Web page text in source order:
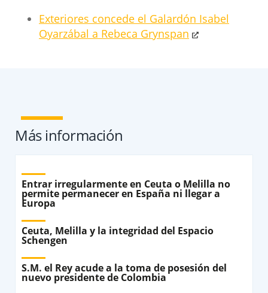
Exteriores concede el Galardón Isabel
Oyarzábal a Rebeca Grynspan
Más información
Entrar irregularmente en Ceuta o Melilla no
permite permanecer en España ni llegar a
Europa
Ceuta, Melilla y la integridad del Espacio
Schengen
S.M. el Rey acude a la toma de posesión del
nuevo presidente de Colombia